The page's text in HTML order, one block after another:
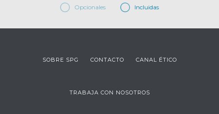
Opcionales Incluidas
SOBRE SPG CONTACTO CANAL ÉTICO
TRABAJA CON NOSOTROS